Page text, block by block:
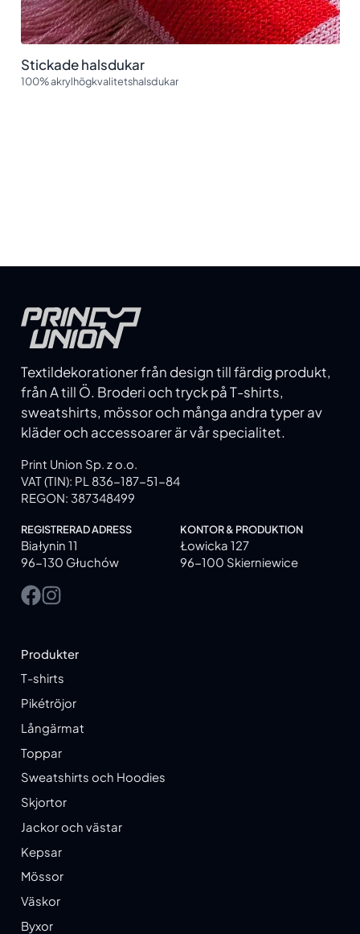
Stickade halsdukar
100% akrylhögkvalitetshalsdukar
Textildekorationer från design till färdig produkt,
från A till Ö. Broderi och tryck på T-shirts,
sweatshirts, mössor och många andra typer av
kläder och accessoarer är vår specialitet.
Print Union Sp. z o.o.
VAT (TIN): PL 836-187-51-84
REGON: 387348499
REGISTRERAD ADRESS
Białynin 11
96-130 Głuchów
KONTOR & PRODUKTION
Łowicka 127
96-100 Skierniewice
Produkter
T-shirts
Pikétröjor
Långärmat
Toppar
Sweatshirts och Hoodies
Skjortor
Jackor och västar
Kepsar
Mössor
Väskor
Byxor